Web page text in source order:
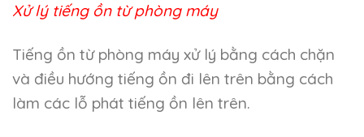
Xử lý tiếng ồn từ phòng máy
Tiếng ồn từ phòng máy xử lý bằng cách chặn
và điều hướng tiếng ồn đi lên trên bằng cách
làm các lỗ phát tiếng ồn lên trên.